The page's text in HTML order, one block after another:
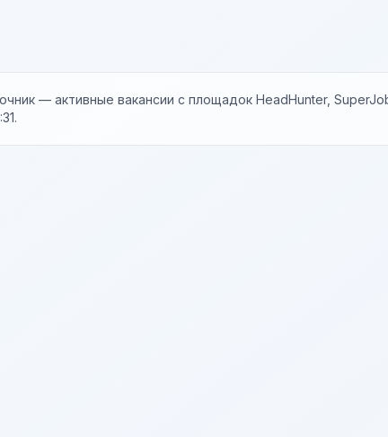
— активные вакансии с площадок HeadHunter,